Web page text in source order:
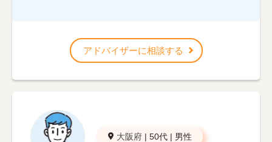
アドバイザーに相談する
大阪府 | 50代 | 男性